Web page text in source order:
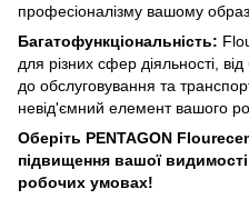
професіоналізму вашому
Багатофункціональність:
для різних сфер діяльності,
до обслуговування та
невід'ємний елемент вашого
Оберіть PENTAGON
підвищення вашої
робочих умовах!